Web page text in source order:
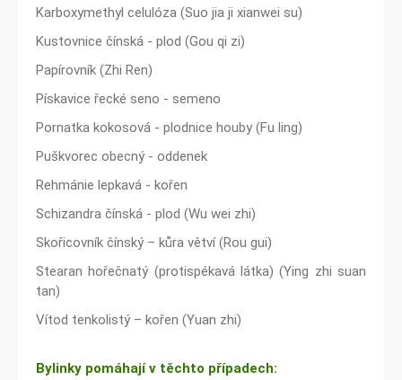
Karboxymethyl celulóza (Suo jia ji xianwei su)
Kustovnice čínská - plod (Gou qi zi)
Papírovník (Zhi Ren)
Pískavice řecké seno - semeno
Pornatka kokosová - plodnice houby (Fu ling)
Puškvorec obecný - oddenek
Rehmánie lepkavá - kořen
Schizandra čínská - plod (Wu wei zhi)
Skořicovník čínský – kůra větví (Rou gui)
Stearan hořečnatý (protispékavá látka) (Ying zhi suan
tan)
Vítod tenkolistý – kořen (Yuan zhi)
Bylinky pomáhají v těchto případech: